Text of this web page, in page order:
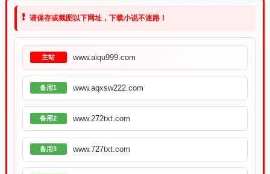
❗ 请保存或截图以下网址，下载小说不迷路！
主站 www.aiqu999.com
备用1 www.aqxsw222.com
备用2 www.272txt.com
备用3 www.727txt.com